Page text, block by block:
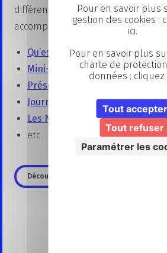
différents dispositifs et
accompagner :
Qu’est-ce que l’alternance ?
Mini-stages découverte
Présence sur les salons
Journée Portes Ouvertes
Les Nuits de l’Orientation
etc.
Découvrir tous nos dispositifs
Pour en savoir plus
gestion des cookies :
ici.
Pour en savoir plus
charte de
données : cliquez
Tout accepter
Tout refuser
Paramétrer les